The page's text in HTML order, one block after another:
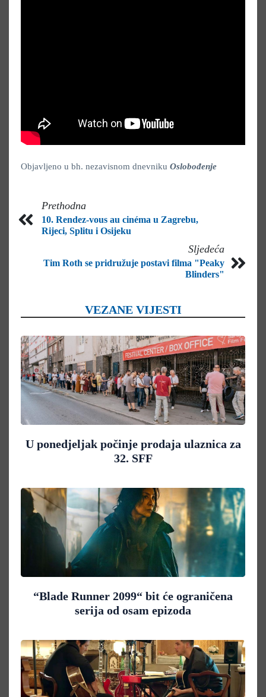
Objavljeno u bh. nezavisnom dnevniku Oslobođenje
Prethodna
10. Rendez-vous au cinéma u Zagrebu,
Rijeci, Splitu i Osijeku
Sljedeća
Tim Roth se pridružuje postavi filma "Peaky
Blinders"
VEZANE VIJESTI
U ponedjeljak počinje prodaja ulaznica za
32. SFF
“Blade Runner 2099“ bit će ograničena
serija od osam epizoda